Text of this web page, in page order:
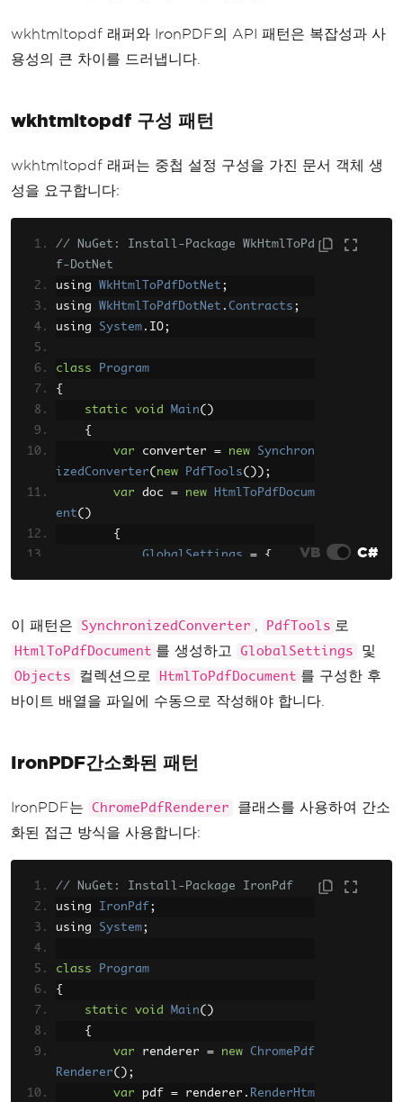
wkhtmltopdf 래퍼와 IronPDF의 API 패턴은 복잡성과 사
용성의 큰 차이를 드러냅니다.
wkhtmltopdf 구성 패턴
wkhtmltopdf 래퍼는 중첩 설정 구성을 가진 문서 객체 생
성을 요구합니다:
// NuGet: Install-Package WkHtmlToPd
f-DotNet
using WkHtmlToPdfDotNet ;
using WkHtmlToPdfDotNet . Contracts ;
using System . IO;
class
Program
{
static
void Main()
{
var converter = new
Synchron
izedConverter( new PdfTools());
var doc = new
HtmlToPdfDocum
ent()
{
GlobalSettings
=
{
Orient
PaperSize
=
PaperKin
d. A4
},
{
h1>Hello World</h1><p>This is a PDF
from HTML.</p>"
};
byte []
rt(doc );
df", pdf);
VB C#
이 패턴은 SynchronizedConverter , PdfTools 로
HtmlToPdfDocument 를 생성하고 GlobalSettings 및
Objects 컬렉션으로 HtmlToPdfDocument 를 구성한 후
바이트 배열을 파일에 수동으로 작성해야 합니다.
IronPDF간소화된 패턴
IronPDF는 ChromePdfRenderer
클래스를 사용하여 간소
화된 접근 방식을 사용합니다:
// NuGet: Install-Package IronPdf
using IronPdf ;
using System;
class
Program
{
static
void Main()
{
var renderer = new
ChromePdf
Renderer();
var pdf = renderer . RenderHtm